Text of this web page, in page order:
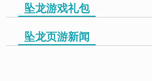
坠龙游戏礼包
坠龙页游新闻